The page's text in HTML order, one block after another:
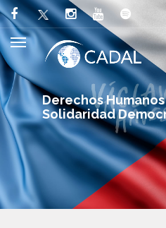
Derechos
Solidaridad